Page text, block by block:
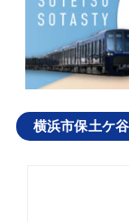
横浜市保土ケ